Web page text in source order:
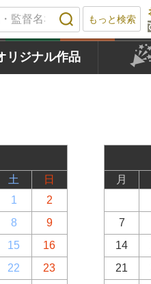
もっと検索
リジナル作品
土
日
1
2
8
9
15
16
22
23
月
7
14
21